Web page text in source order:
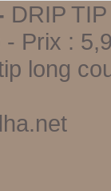
DRIP
- Prix :
long